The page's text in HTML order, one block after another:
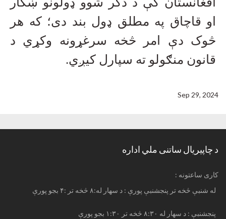
افغانستان کې د ذکر شوو ډولونو ښکار
او قاچاق په مطلق ډول بند دی؛ که هر
څوک دې امر څخه سرغړونه وکړي د
قانون منګولو ته سپارل کيږي.
Sep 29, 2024
د چاپیریال ساتنی ملي اداره
: کاری ساعتونه
له شنبې څخه تر پنجشنبې پورې : د سهار له:۸ څخه تر :۴ بجو پورې
پنجشنبې : د سهار له ۸:۳۰ څخه تر ۱:۳۰ بجو پورې